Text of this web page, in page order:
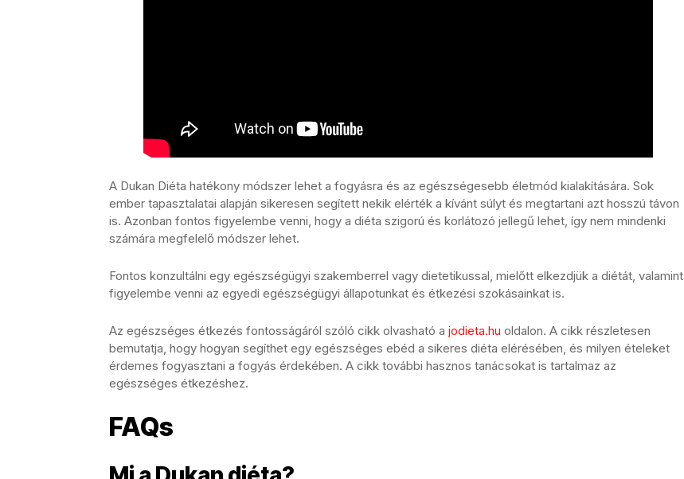
A Dukan Diéta hatékony módszer lehet a fogyásra és az egészségesebb életmód kialakítására. Sok
ember tapasztalatai alapján sikeresen segített nekik elérték a kívánt súlyt és megtartani azt hosszú távon
is. Azonban fontos figyelembe venni, hogy a diéta szigorú és korlátozó jellegű lehet, így nem mindenki
számára megfelelő módszer lehet.
Fontos konzultálni egy egészségügyi szakemberrel vagy dietetikussal, mielőtt elkezdjük a diétát, valamint
figyelembe venni az egyedi egészségügyi állapotunkat és étkezési szokásainkat is.
Az egészséges étkezés fontosságáról szóló cikk olvasható a jodieta.hu oldalon. A cikk részletesen
bemutatja, hogy hogyan segíthet egy egészséges ebéd a sikeres diéta elérésében, és milyen ételeket
érdemes fogyasztani a fogyás érdekében. A cikk további hasznos tanácsokat is tartalmaz az
egészséges étkezéshez.
FAQs